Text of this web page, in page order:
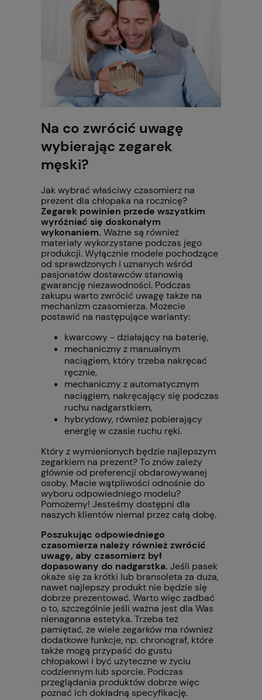
Na co zwrócić uwagę
wybierając zegarek
męski?
Jak wybrać właściwy czasomierz na
prezent dla chłopaka na rocznicę?
Zegarek powinien przede wszystkim
wyróżniać się doskonałym
wykonaniem. Ważne są również
materiały wykorzystane podczas jego
produkcji. Wyłącznie modele pochodzące
od sprawdzonych i uznanych wśród
pasjonatów dostawców stanowią
gwarancję niezawodności. Podczas
zakupu warto zwrócić uwagę także na
mechanizm czasomierza. Możecie
postawić na następujące warianty:
kwarcowy - działający na baterię,
mechaniczny z manualnym
naciągiem, który trzeba nakręcać
ręcznie,
mechaniczny z automatycznym
naciągiem, nakręcający się podczas
ruchu nadgarstkiem,
hybrydowy, również pobierający
energię w czasie ruchu ręki.
Który z wymienionych będzie najlepszym
zegarkiem na prezent? To znów zależy
głównie od preferencji obdarowywanej
osoby. Macie wątpliwości odnośnie do
wyboru odpowiedniego modelu?
Pomożemy! Jesteśmy dostępni dla
naszych klientów niemal przez całą dobę.
Poszukując odpowiedniego
czasomierza należy również zwrócić
uwagę, aby czasomierz był
dopasowany do nadgarstka.Jeśli pasek
okaże się za krótki lub bransoleta za duża,
nawet najlepszy produkt nie będzie się
dobrze prezentować. Warto więc zadbać
o to, szczególnie jeśli ważna jest dla Was
nienaganna estetyka. Trzeba też
pamiętać, że wiele zegarków ma również
dodatkowe funkcje, np. chronograf, które
także mogą przypaść do gustu
chłopakowi i być użyteczne w życiu
codziennym lub sporcie. Podczas
przeglądania produktów dobrze więc
poznać ich dokładną specyfikację.